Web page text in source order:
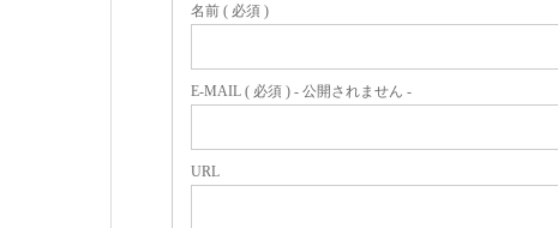
名前 ( 必須 )
E-MAIL ( 必須 ) - 公開されません -
URL